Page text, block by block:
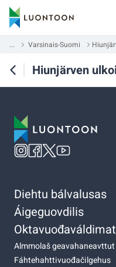
... Varsinais-Suomi
Hiunjärven
Diehtu bálvalusas
Áigeguovdilis
Almmolaš geavahaneavttut
Fáhtehahttivuođačilgehus